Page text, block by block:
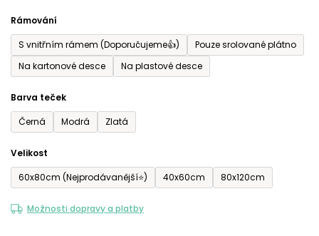
Rámování
S vnitřním rámem (Doporučujeme👍)
Pouze srolované plátno
Na kartonové desce
Na plastové desce
Barva teček
Černá
Modrá Zlatá
Velikost
60x80cm (Nejprodávanější⭐)
40x60cm 80x120cm
Možnosti dopravy a platby